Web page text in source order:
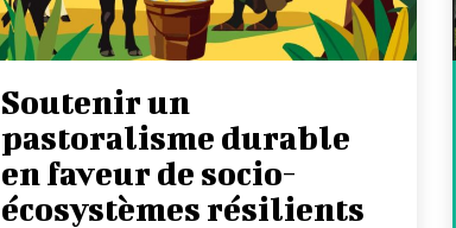
Soutenir un
pastoralisme durable
en faveur de socio-
écosystèmes résilients